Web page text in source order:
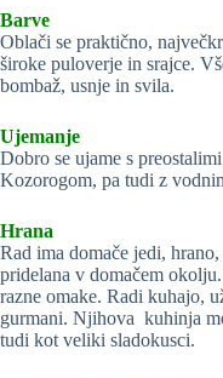
Barve
Oblači se praktično,
široke puloverje in srajce.
bombaž, usnje in svila.
Ujemanje
Dobro se ujame s
Kozorogom, pa tudi z
Hrana
Rad ima domače jedi,
pridelana v domačem
razne omake. Radi kuhajo,
gurmani. Njihova kuhinja
tudi kot veliki sladokusci.